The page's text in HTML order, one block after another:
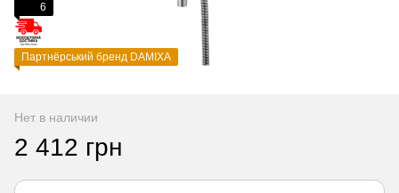
6
Партнёрський бренд DAMIXA
Нет в наличии
2 412 грн